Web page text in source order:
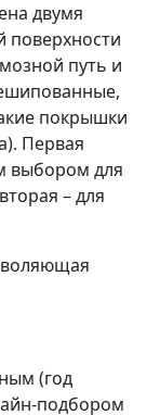
двумя
поверхности
путь и
покрышки
Первая
выбором для
– для
(год
подбором